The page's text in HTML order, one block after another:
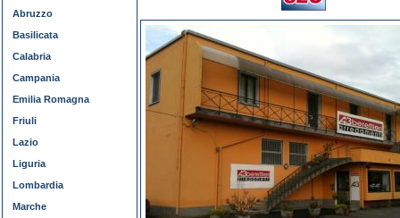
Abruzzo
Basilicata
Calabria
Campania
Emilia Romagna
Friuli
Lazio
Liguria
Lombardia
Marche